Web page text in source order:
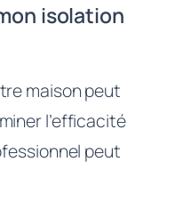
isolation
maison peut
l’efficacité
peut